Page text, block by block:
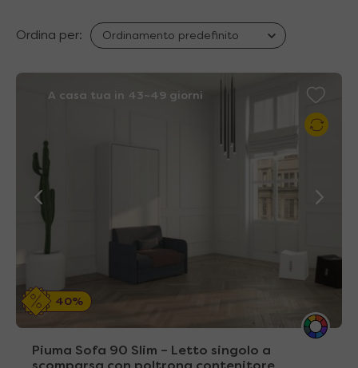
Ordina per:
A casa tua in 43~49 giorni
40%
Piuma Sofa 90 Slim – Letto singolo a